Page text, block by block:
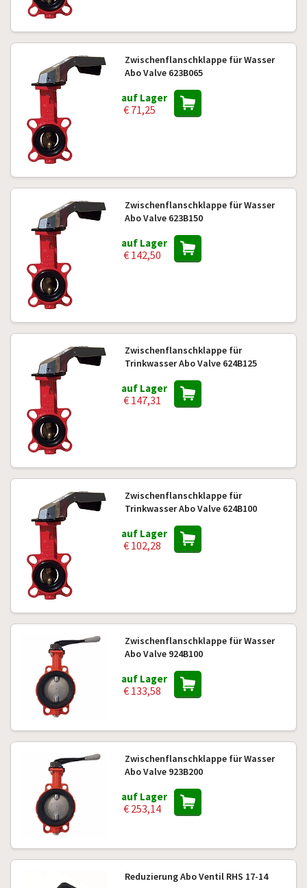
Zwischenflanschklappe für Wasser
Abo Valve 623B065
auf Lager
€ 71,25
Zwischenflanschklappe für Wasser
Abo Valve 623B150
auf Lager
€ 142,50
Zwischenflanschklappe für
Trinkwasser Abo Valve 624B125
auf Lager
€ 147,31
Zwischenflanschklappe für
Trinkwasser Abo Valve 624B100
auf Lager
€ 102,28
Zwischenflanschklappe für Wasser
Abo Valve 924B100
auf Lager
€ 133,58
Zwischenflanschklappe für Wasser
Abo Valve 923B200
auf Lager
€ 253,14
Reduzierung Abo Ventil RHS 17-14